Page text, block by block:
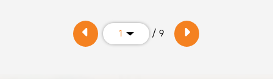
1 / 9